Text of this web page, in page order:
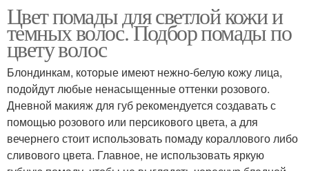
Цвет помады для светлой кожи и
темных волос. Подбор помады по
цвету волос
Блондинкам, которые имеют нежно-белую кожу лица,
подойдут любые ненасыщенные оттенки розового.
Дневной макияж для губ рекомендуется создавать с
помощью розового или персикового цвета, а для
вечернего стоит использовать помаду кораллового либо
сливового цвета. Главное, не использовать яркую